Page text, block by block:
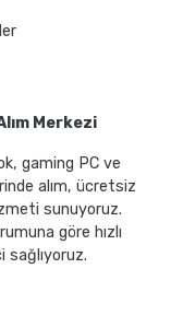
Merkezi
gaming PC ve
alım, ücretsiz
sunuyoruz.
göre hızlı
sağlıyoruz.